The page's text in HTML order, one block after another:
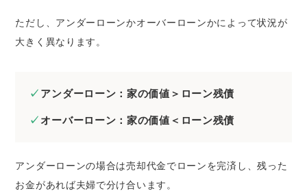
ただし、アンダーローンかオーバーローンかによって状況が
大きく異なります。
アンダーローン：家の価値＞ローン残債
オーバーローン：家の価値＜ローン残債
アンダーローンの場合は売却代金でローンを完済し、残った
お金があれば夫婦で分け合います。